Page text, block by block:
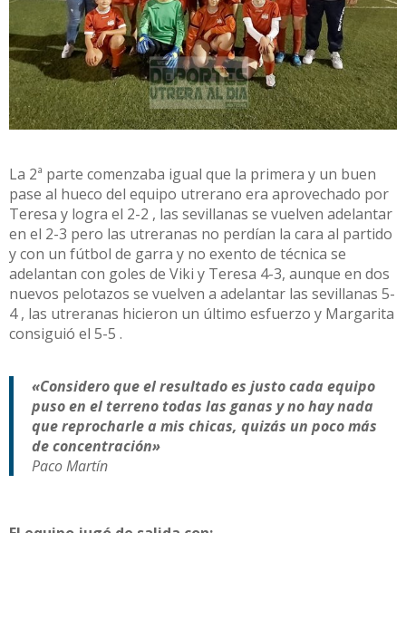
La 2ª parte comenzaba igual que la primera y un buen
pase al hueco del equipo utrerano era aprovechado por
Teresa y logra el 2-2 , las sevillanas se vuelven adelantar
en el 2-3 pero las utreranas no perdían la cara al partido
y con un fútbol de garra y no exento de técnica se
adelantan con goles de Viki y Teresa 4-3, aunque en dos
nuevos pelotazos se vuelven a adelantar las sevillanas 5-
4 , las utreranas hicieron un último esfuerzo y Margarita
consiguió el 5-5 .
«Considero que el resultado es justo cada equipo
puso en el terreno todas las ganas y no hay nada
que reprocharle a mis chicas, quizás un poco más
de concentración»
Paco Martín
El equipo jugó de salida con: